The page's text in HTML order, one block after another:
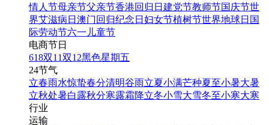
情人节母亲节父亲节香港回归日 建党节教师节国庆节世
界艾滋病日 澳门回归纪念日 妇女节植树节世界地球日 国
际劳动节六一儿童节
电商节日
618双11双12黑色星期五
24节气
立春雨水惊蛰春分清明谷雨立夏小满芒种夏至小暑大暑
立秋处暑白露秋分寒露霜降立冬小雪大雪冬至小寒大寒
行业
运输